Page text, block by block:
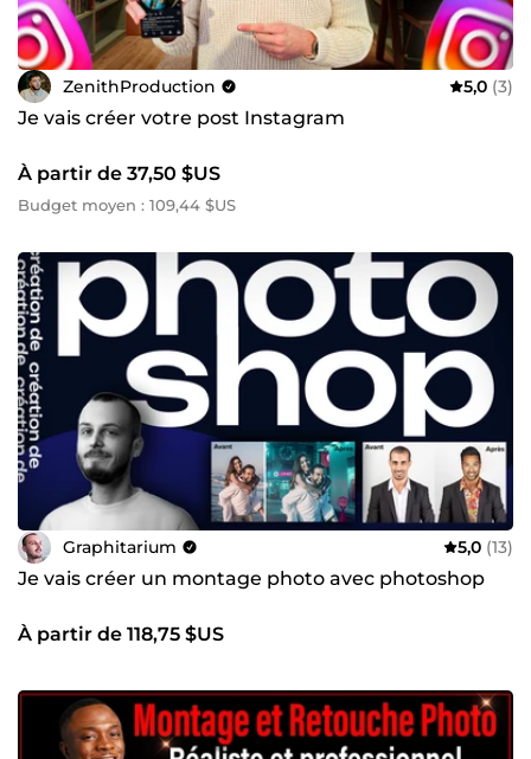
ZenithProduction 5,0 (3)
Je vais créer votre post Instagram
À partir de 37,50 $US
Budget moyen : 109,44 $US
Graphitarium 5,0 (13)
Je vais créer un montage photo avec photoshop
À partir de 118,75 $US